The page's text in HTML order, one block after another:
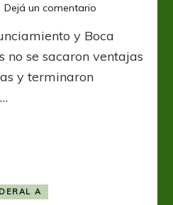
Dejá un comentario
se
sacaron
ventajas
y Boca
no se sacaron ventajas
y terminaron
A